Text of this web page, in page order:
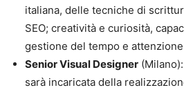
italiana, delle tecniche di
SEO; creatività e curiosità,
gestione del tempo e
Senior Visual Designer
sarà incaricata della